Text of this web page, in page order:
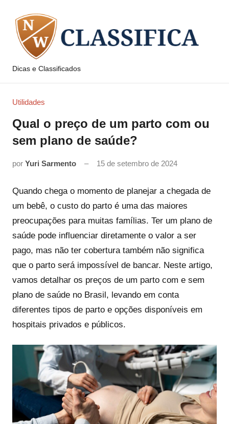
para
conteúdo
Dicas e Classificados
Utilidades
Qual o preço de um parto com ou
sem plano de saúde?
por Yuri Sarmento 15 de setembro de 2024
Quando chega o momento de planejar a chegada de
um bebê, o custo do parto é uma das maiores
preocupações para muitas famílias. Ter um plano de
saúde pode influenciar diretamente o valor a ser
pago, mas não ter cobertura também não significa
que o parto será impossível de bancar. Neste artigo,
vamos detalhar os preços de um parto com e sem
plano de saúde no Brasil, levando em conta
diferentes tipos de parto e opções disponíveis em
hospitais privados e públicos.